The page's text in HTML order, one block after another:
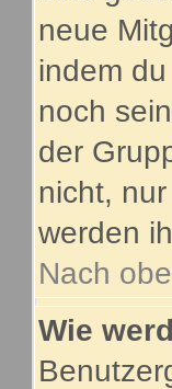
neue
indem
noch
der
nicht,
werden
Nach
Wie